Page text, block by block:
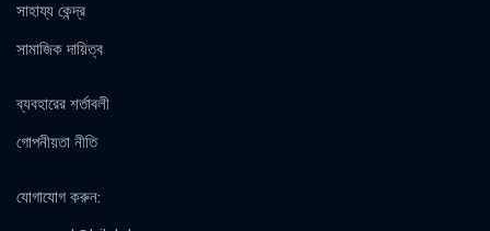
সাহায্য কেন্দ্র
সামাজিক দায়িত্ব
ব্যবহারের শর্তাবলী
গোপনীয়তা নীতি
যোগাযোগ করুন: